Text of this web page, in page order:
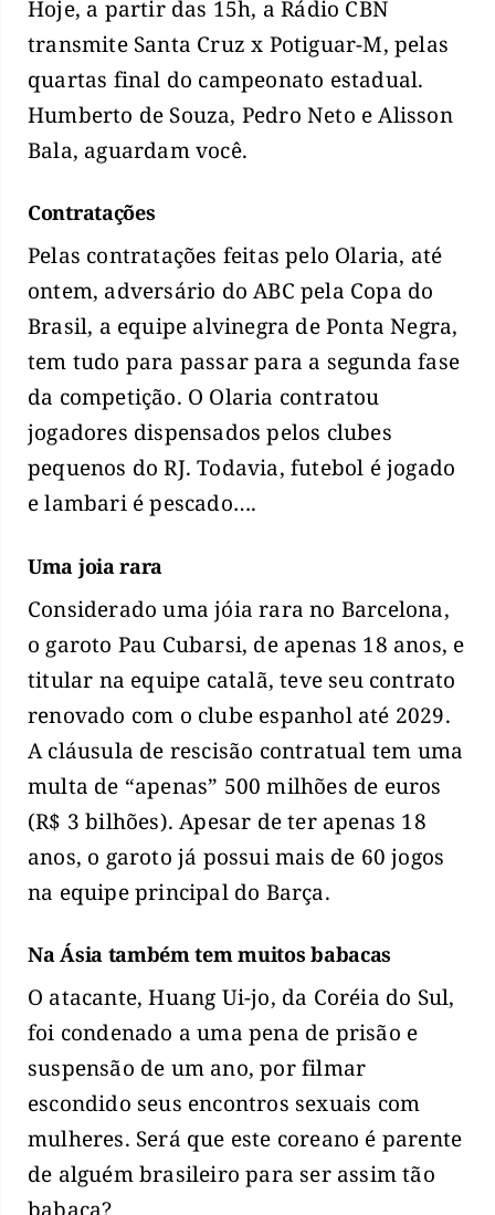
Hoje, a partir das 15h, a Rádio CBN
transmite Santa Cruz x Potiguar-M, pelas
quartas final do campeonato estadual.
Humberto de Souza, Pedro Neto e Alisson
Bala, aguardam você.
Contratações
Pelas contratações feitas pelo Olaria, até
ontem, adversário do ABC pela Copa do
Brasil, a equipe alvinegra de Ponta Negra,
tem tudo para passar para a segunda fase
da competição. O Olaria contratou
jogadores dispensados pelos clubes
pequenos do RJ. Todavia, futebol é jogado
e lambari é pescado….
Uma joia rara
Considerado uma jóia rara no Barcelona,
o garoto Pau Cubarsi, de apenas 18 anos, e
titular na equipe catalã, teve seu contrato
renovado com o clube espanhol até 2029.
A cláusula de rescisão contratual tem uma
multa de “apenas” 500 milhões de euros
(R$ 3 bilhões). Apesar de ter apenas 18
anos, o garoto já possui mais de 60 jogos
na equipe principal do Barça.
Na Ásia também tem muitos babacas
O atacante, Huang Ui-jo, da Coréia do Sul,
foi condenado a uma pena de prisão e
suspensão de um ano, por filmar
escondido seus encontros sexuais com
mulheres. Será que este coreano é parente
de alguém brasileiro para ser assim tão